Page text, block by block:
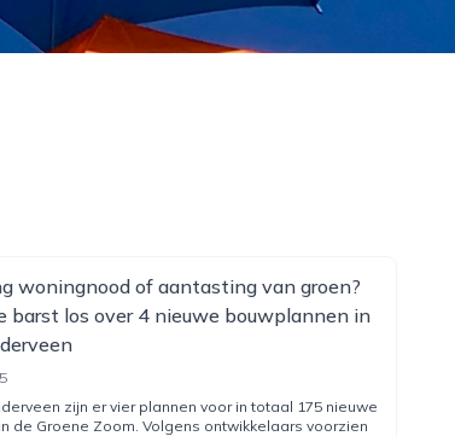
woningnood of aantasting van groen?
barst los over 4 nieuwe bouwplannen in
zijn er vier plannen voor in totaal 175 nieuwe
de Groene Zoom. Volgens ontwikkelaars voorzien